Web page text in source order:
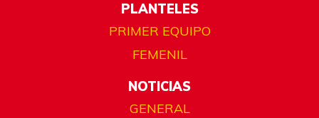
PLANTELES
PRIMER EQUIPO
FEMENIL
NOTICIAS
GENERAL